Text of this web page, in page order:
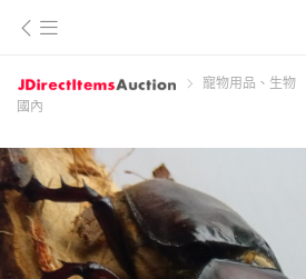
寵物用品、生物
國內